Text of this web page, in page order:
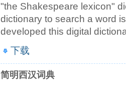
"the Shakespeare lexicon"
dictionary to search a word
developed this digital
下载
简明西汉词典